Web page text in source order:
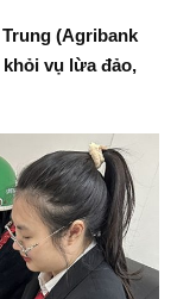
(Agribank
khỏi vụ lừa đảo,